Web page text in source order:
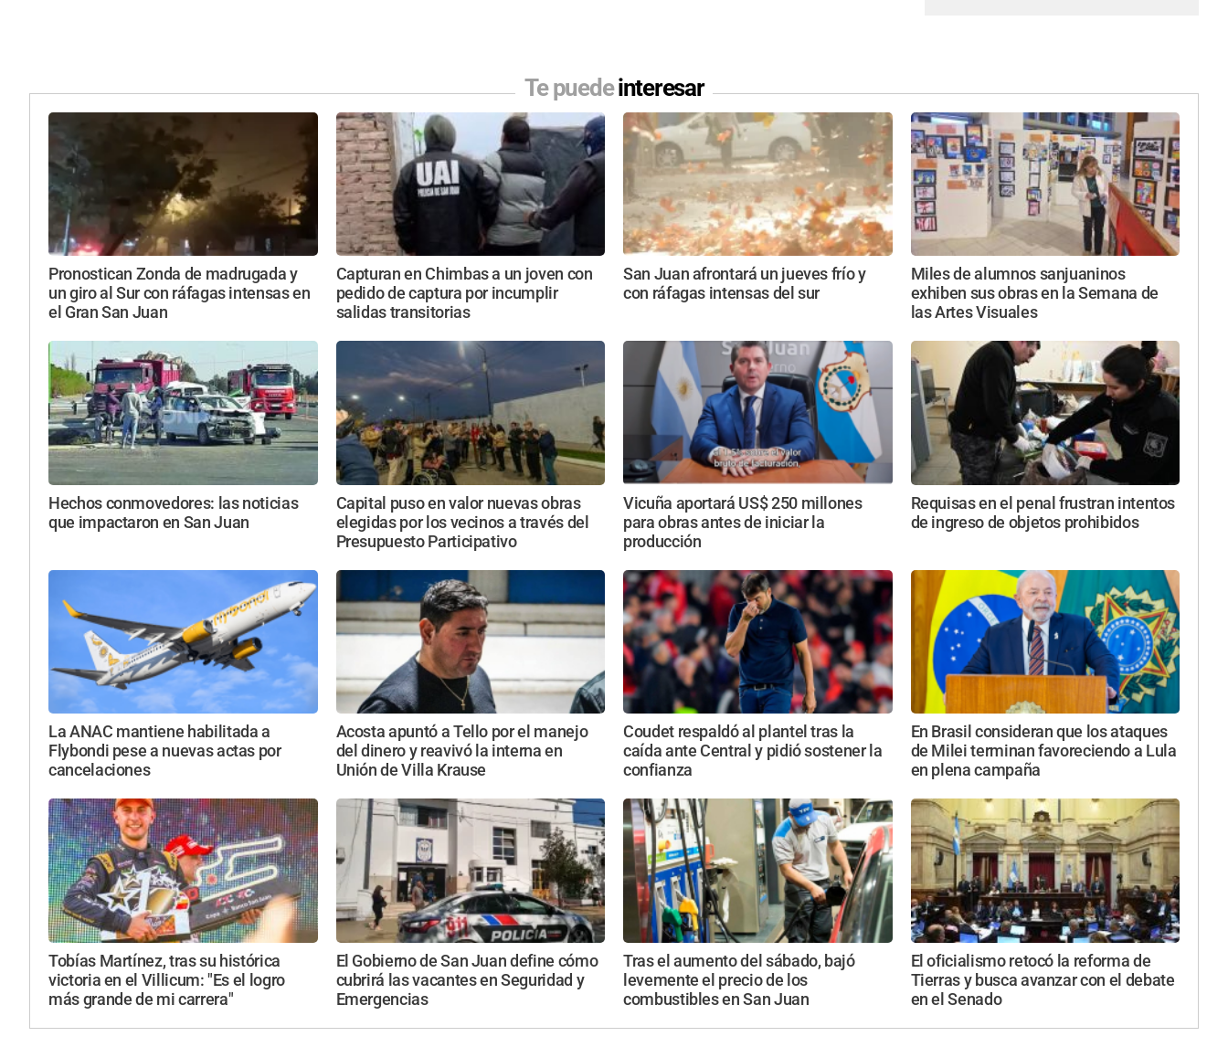
Te puedeinteresar
Pronostican Zonda de madrugada y
un giro al Sur con ráfagas intensas en
el Gran San Juan
Capturan en Chimbas a un joven con
pedido de captura por incumplir
salidas transitorias
San Juan afrontará un jueves frío y
con ráfagas intensas del sur
Miles de alumnos sanjuaninos
exhiben sus obras en la Semana de
las Artes Visuales
Hechos conmovedores: las noticias
que impactaron en San Juan
Capital puso en valor nuevas obras
elegidas por los vecinos a través del
Presupuesto Participativo
Vicuña aportará US$ 250 millones
para obras antes de iniciar la
producción
Requisas en el penal frustran intentos
de ingreso de objetos prohibidos
La ANAC mantiene habilitada a
Flybondi pese a nuevas actas por
cancelaciones
Acosta apuntó a Tello por el manejo
del dinero y reavivó la interna en
Unión de Villa Krause
Coudet respaldó al plantel tras la
caída ante Central y pidió sostener la
confianza
En Brasil consideran que los ataques
de Milei terminan favoreciendo a Lula
en plena campaña
Tobías Martínez, tras su histórica
victoria en el Villicum: "Es el logro
más grande de mi carrera"
El Gobierno de San Juan define cómo
cubrirá las vacantes en Seguridad y
Emergencias
Tras el aumento del sábado, bajó
levemente el precio de los
combustibles en San Juan
El oficialismo retocó la reforma de
Tierras y busca avanzar con el debate
en el Senado